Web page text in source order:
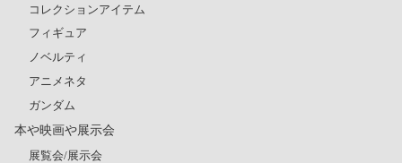
コレクションアイテム
フィギュア
ノベルティ
アニメネタ
ガンダム
本や映画や展示会
展覧会/展示会